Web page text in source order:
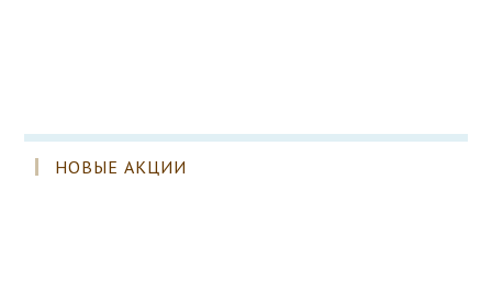
НОВЫЕ АКЦИИ